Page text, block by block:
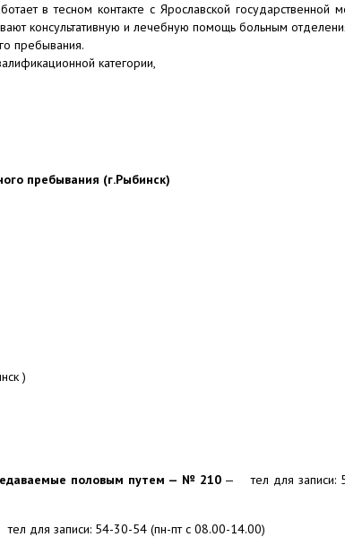
в тесном контакте с Ярославской государственной
консультативную и лечебную помощь больным
пребывания.
категории,
пребывания (г.Рыбинск)
)
половым путем — № 210— тел для записи:
тел для записи: 54-30-54 (пн-пт с 08.00-14.00)